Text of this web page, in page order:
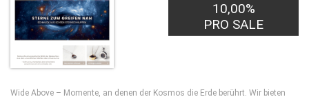
10,00%
PRO SALE
Wide Above – Momente, an denen der Kosmos die Erde berührt. Wir bieten